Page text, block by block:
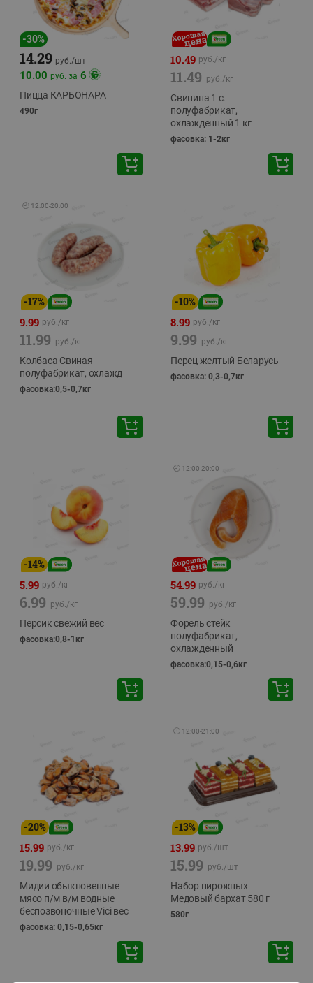
-30%
14.29 руб./шт
10.00 руб. за 6
Пицца КАРБОНАРА
490г
10.49 руб./кг
11.49 руб./кг
Свинина 1 с.
полуфабрикат,
охлажденный 1 кг
фасовка: 1-2кг
🕘 12:00-20:00
-17%
9.99 руб./кг
11.99 руб./кг
Колбаса Свиная
полуфабрикат, охлажд
фасовка:0,5-0,7кг
-10%
8.99 руб./кг
9.99 руб./кг
Перец желтый Беларусь
фасовка: 0,3-0,7кг
-14%
5.99 руб./кг
6.99 руб./кг
Персик свежий вес
фасовка:0,8-1кг
🕘 12:00-20:00
54.99 руб./кг
59.99 руб./кг
Форель стейк
полуфабрикат,
охлажденный
фасовка:0,15-0,6кг
-20%
15.99 руб./кг
19.99 руб./кг
Мидии обыкновенные
мясо п/м в/м водные
беспозвоночные Vici вес
фасовка: 0,15-0,65кг
🕘 12:00-21:00
-13%
13.99 руб./шт
15.99 руб./шт
Набор пирожных
Медовый бархат 580 г
580г